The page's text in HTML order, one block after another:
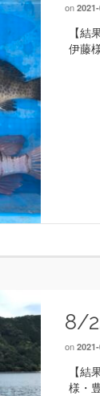
on
【
伊藤
8/
on
【
様・